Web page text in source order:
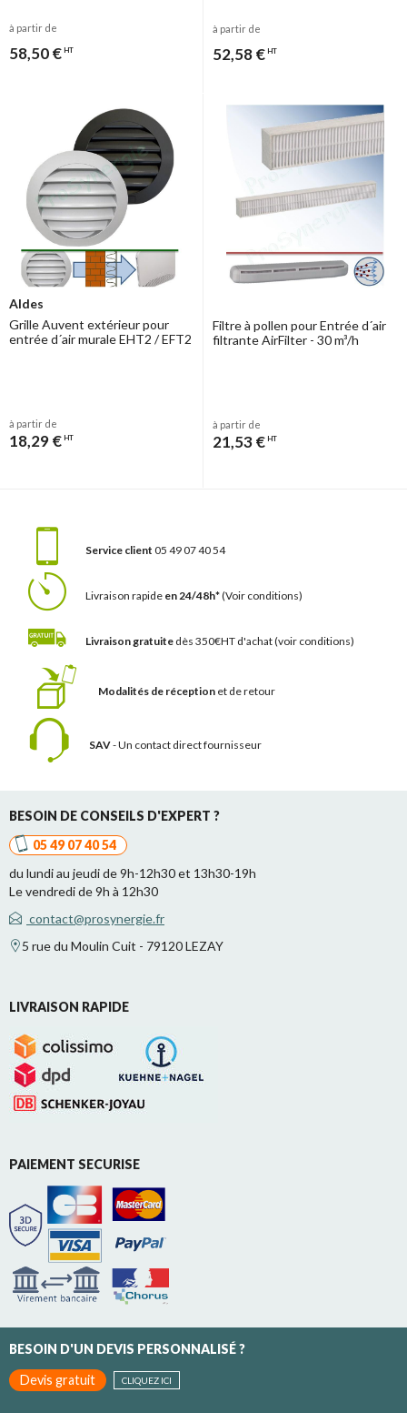
à partir de
58,50 € HT
à partir de
52,58 € HT
Aldes
Grille Auvent extérieur pour
entrée d´air murale EHT2 / EFT2
à partir de
18,29 € HT
Filtre à pollen pour Entrée d´air
filtrante AirFilter - 30 m³/h
à partir de
21,53 € HT
Service client 05 49 07 40 54
Livraison rapide en 24/48h*(Voir conditions)
Livraison gratuite dès 350€HT d'achat(voir conditions)
Modalités de réception et de retour
SAV- Un contact direct fournisseur
BESOIN DE CONSEILS D'EXPERT ?
05 49 07 40 54
du lundi au jeudi de 9h-12h30 et 13h30-19h
Le vendredi de 9h à 12h30
contact@prosynergie.fr
5 rue du Moulin Cuit - 79120 LEZAY
LIVRAISON RAPIDE
PAIEMENT SECURISE
BESOIN D'UN DEVIS PERSONNALISÉ ?
Devis gratuit
CLIQUEZ ICI